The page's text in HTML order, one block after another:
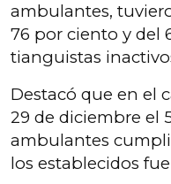
ambulantes,
76 por ciento y del
tianguistas
Destacó que en el
29 de diciembre el
ambulantes
los establecidos